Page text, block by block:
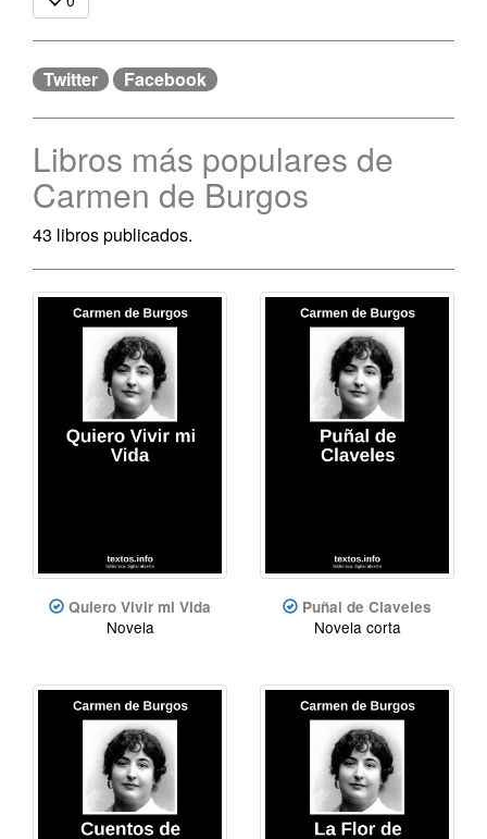
Twitter Facebook
Libros más populares de
Carmen de Burgos
43 libros publicados.
Quiero Vivir mi Vida
Novela
Puñal de Claveles
Novela corta